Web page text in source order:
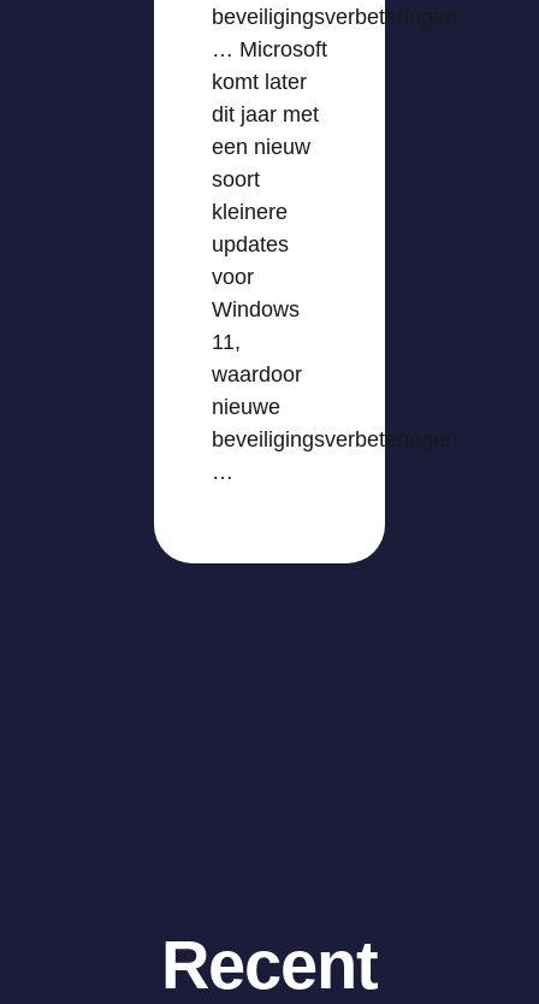
beveiligingsverbeteringen
… Microsoft
komt later
dit jaar met
een nieuw
soort
kleinere
updates
voor
Windows
11,
waardoor
nieuwe
beveiligingsverbeteringen
…
Recent